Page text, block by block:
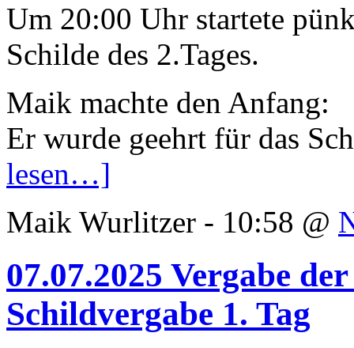
Um 20:00 Uhr startete
Schilde des 2.Tages.
Maik machte den Anfang:
Er wurde geehrt für das
lesen…]
Maik Wurlitzer - 10:58 @
07.07.2025 Vergabe
Schildvergabe 1. Tag